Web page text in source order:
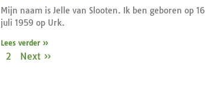
Mijn naam is Jelle van Slooten. Ik ben geboren op 16
juli 1959 op Urk.
Lees verder »
2 Next »